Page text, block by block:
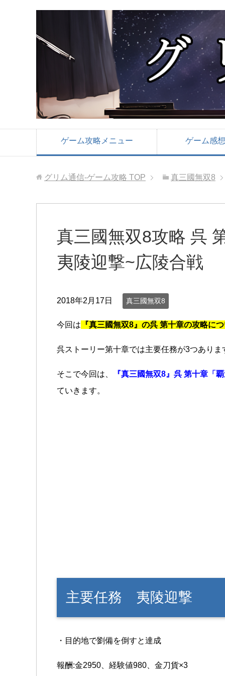
ゲーム攻略メニュー ゲーム感
グリム通信-ゲーム攻略 TOP 真三國無双8
真三國無双8攻略 呉
夷陵迎撃~広陵合戦
2018年2月17日 真三國無双8
今回は 『真三國無双8』の呉 第十章の攻略に
呉ストーリー第十章では主要任務が3つありま
そこで今回は、
『真三國無双8』呉 第十章「
ていきます。
主要任務 夷陵迎撃
・目的地で劉備を倒すと達成
報酬:金2950、経験値980、金刀貨×3